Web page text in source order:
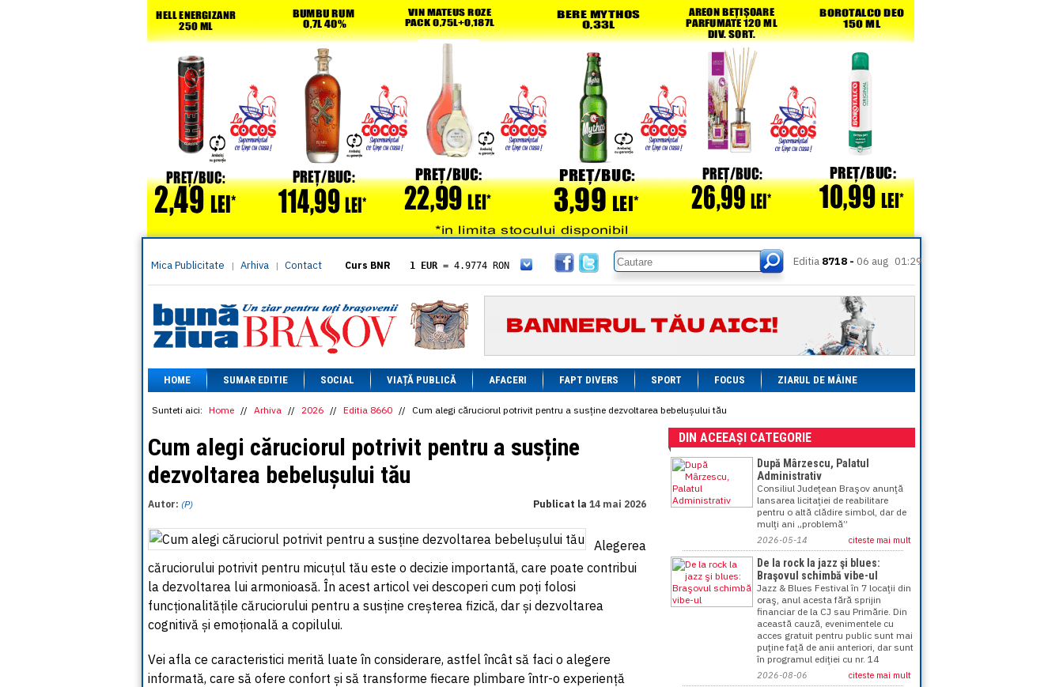
Mica Publicitate | Arhiva | Contact Curs BNR 1 EUR = 4.9774 RON
= 5.8304 RON
1 XAU= 464.4611 RON
1 AED= 1.1933 RON
1 AUD= 2.7957 RON
1 BGN= 2.5449 RON
1 CAD= 3.1559 RON
1 CHF= 5.2813 RON
1 CNY= 0.6015 RON
1 DKK
1 EGP = 0.0860 RON
1 MXN= 0.2227 RON
1 NOK= 0.4191 RON
1 NZD= 2.6097 RON
1 PLN= 1.1646 RON
1 RSD= 0.0425 RON
1 RUB= 0.0530 RON
1 XDR= 5.9383 RON
1 ZAR= 0.2318 RON
Editia 8718 - 06 aug 01:29
HOME SUMAR EDITIE SOCIAL VIAȚĂ PUBLICĂ AFACERI FAPT DIVERS SPORT FOCUS ZIARUL DE MÂINE
Sunteti aici: Home // Arhiva // 2026 // Editia 8660 // Cum alegi căruciorul potrivit pentru a susține dezvoltarea bebelușului tău
Cum alegi căruciorul potrivit pentru a susține
dezvoltarea bebelușului tău
Autor: (P) Publicat la 14 mai 2026
Alegerea
căruciorului potrivit pentru micuțul tău este o decizie importantă, care poate contribui
la dezvoltarea lui armonioasă. În acest articol vei descoperi cum poți folosi
funcționalitățile căruciorului pentru a susține creșterea fizică, dar și dezvoltarea
cognitivă și emoțională a copilului.
Vei afla ce caracteristici merită luate în considerare, astfel încât să faci o alegere
informată, care să ofere confort și să transforme fiecare plimbare într-o experiență
DIN ACEEAȘI CATEGORIE
După Mârzescu, Palatul
Administrativ
Consiliul Judeţean Braşov anunţă
lansarea licitaţiei de reabilitare
pentru o altă clădire simbol, dar de
mulţi ani „problemă”
2026-05-14 citeste mai mult
De la rock la jazz şi blues:
Braşovul schimbă vibe-ul
Jazz & Blues Festival în 7 locaţii din
oraş, anul acesta fără sprijin
financiar de la CJ sau Primărie. Din
această cauză, evenimentele cu
acces gratuit pentru public sunt mai
puţine faţă de anii anteriori, dar sunt
în programul ediţiei cu nr. 14
2026-08-06 citeste mai mult